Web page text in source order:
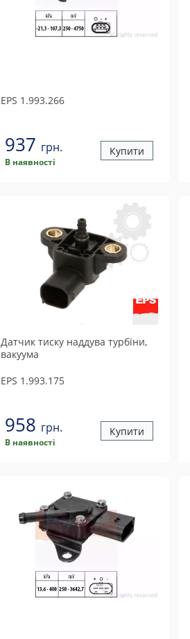
EPS 1.993.266
937 грн.
В наявності
Купити
Датчик тиску наддува турбіни,
вакуума
EPS 1.993.175
958 грн.
В наявності
Купити